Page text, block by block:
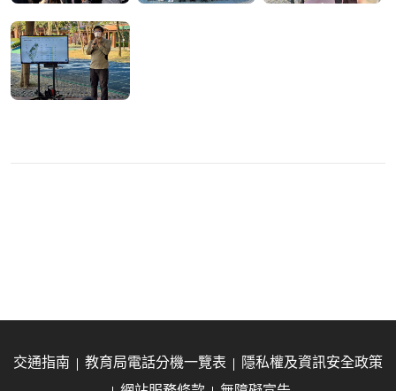
交通指南 教育局電話分機一覽表
隱私權及資訊安全政策